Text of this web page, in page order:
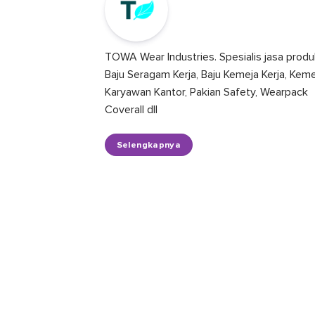
TOWA Wear Industries. Spesialis jasa
Baju Seragam Kerja, Baju Kemeja Kerja,
Karyawan Kantor, Pakian Safety, Wearpack
Coverall dll
Selengkapnya